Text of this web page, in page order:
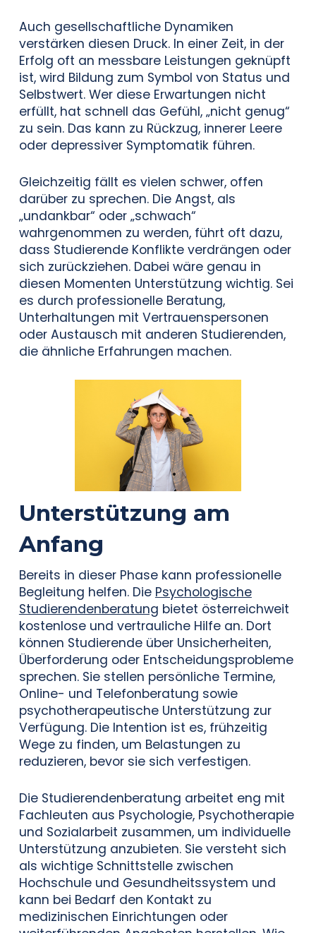
Auch gesellschaftliche Dynamiken
verstärken diesen Druck. In einer Zeit, in der
Erfolg oft an messbare Leistungen geknüpft
ist, wird Bildung zum Symbol von Status und
Selbstwert. Wer diese Erwartungen nicht
erfüllt, hat schnell das Gefühl, „nicht genug“
zu sein. Das kann zu Rückzug, innerer Leere
oder depressiver Symptomatik führen.
Gleichzeitig fällt es vielen schwer, offen
darüber zu sprechen. Die Angst, als
„undankbar“ oder „schwach“
wahrgenommen zu werden, führt oft dazu,
dass Studierende Konflikte verdrängen oder
sich zurückziehen. Dabei wäre genau in
diesen Momenten Unterstützung wichtig. Sei
es durch professionelle Beratung,
Unterhaltungen mit Vertrauenspersonen
oder Austausch mit anderen Studierenden,
die ähnliche Erfahrungen machen.
Unterstützung am
Anfang
Bereits in dieser Phase kann professionelle
Begleitung helfen. Die Psychologische
Studierendenberatung bietet österreichweit
kostenlose und vertrauliche Hilfe an. Dort
können Studierende über Unsicherheiten,
Überforderung oder Entscheidungsprobleme
sprechen. Sie stellen persönliche Termine,
Online- und Telefonberatung sowie
psychotherapeutische Unterstützung zur
Verfügung. Die Intention ist es, frühzeitig
Wege zu finden, um Belastungen zu
reduzieren, bevor sie sich verfestigen.
Die Studierendenberatung arbeitet eng mit
Fachleuten aus Psychologie, Psychotherapie
und Sozialarbeit zusammen, um individuelle
Unterstützung anzubieten. Sie versteht sich
als wichtige Schnittstelle zwischen
Hochschule und Gesundheitssystem und
kann bei Bedarf den Kontakt zu
medizinischen Einrichtungen oder